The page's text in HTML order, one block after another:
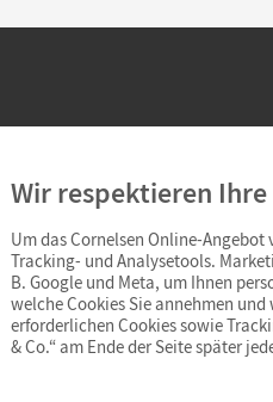
Lehrkräfte
Verschlüsselung
von 4 Wochen
Wir respektieren
Um das Cornelsen Online-
Tracking- und Analysetools.
B. Google und Meta, um Ihnen
welche Cookies Sie annehmen
erforderlichen Cookies sowie
& Co.“ am Ende der Seite später